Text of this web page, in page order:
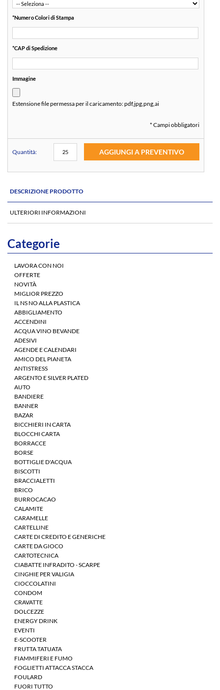
*Numero Colori di Stampa
*CAP di Spedizione
Immagine
Estensione file permessa per il caricamento:pdf,jpg,png,ai
* Campi obbligatori
Quantità: AGGIUNGI A PREVENTIVO
DESCRIZIONE PRODOTTO
ULTERIORI INFORMAZIONI
Categorie
LAVORA CON NOI
OFFERTE
NOVITÀ
MIGLIOR PREZZO
IL NS NO ALLA PLASTICA
ABBIGLIAMENTO
ACCENDINI
ACQUA VINO BEVANDE
ADESIVI
AGENDE E CALENDARI
AMICO DEL PIANETA
ANTISTRESS
ARGENTO E SILVER PLATED
AUTO
BANDIERE
BANNER
BAZAR
BICCHIERI IN CARTA
BLOCCHI CARTA
BORRACCE
BORSE
BOTTIGLIE D'ACQUA
BISCOTTI
BRACCIALETTI
BRICO
BURROCACAO
CALAMITE
CARAMELLE
CARTELLINE
CARTE DI CREDITO E GENERICHE
CARTE DA GIOCO
CARTOTECNICA
CIABATTE INFRADITO - SCARPE
CINGHIE PER VALIGIA
CIOCCOLATINI
CONDOM
CRAVATTE
DOLCEZZE
ENERGY DRINK
EVENTI
E-SCOOTER
FRUTTA TATUATA
FIAMMIFERI E FUMO
FOGLIETTI ATTACCA STACCA
FOULARD
FUORI TUTTO